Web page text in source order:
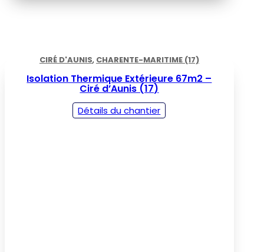
CIRÉ D'AUNIS, CHARENTE-MARITIME (17)
Isolation Thermique Extérieure 67m2 –
Ciré d’Aunis (17)
Détails du chantier